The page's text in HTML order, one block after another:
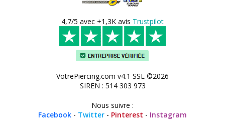
4,7/5 avec +1,3K avis Trustpilot
VotrePiercing.com v4.1 SSL ©2026
SIREN : 514 303 973
Nous suivre :
Facebook - Twitter - Pinterest - Instagram